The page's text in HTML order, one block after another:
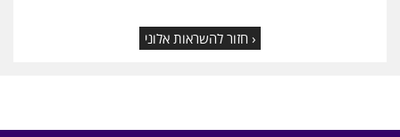
‹ חזור להשראות אלוני